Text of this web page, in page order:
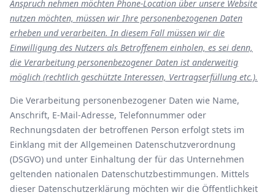
Anspruch nehmen möchten Phone-Location über unsere Website
nutzen möchten, müssen wir Ihre personenbezogenen Daten
erheben und verarbeiten. In diesem Fall müssen wir die
Einwilligung des Nutzers als Betroffenem einholen, es sei denn,
die Verarbeitung personenbezogener Daten ist anderweitig
möglich (rechtlich geschützte Interessen, Vertragserfüllung etc.).
Die Verarbeitung personenbezogener Daten wie Name,
Anschrift, E-Mail-Adresse, Telefonnummer oder
Rechnungsdaten der betroffenen Person erfolgt stets im
Einklang mit der Allgemeinen Datenschutzverordnung
(DSGVO) und unter Einhaltung der für das Unternehmen
geltenden nationalen Datenschutzbestimmungen. Mittels
dieser Datenschutzerklärung möchten wir die Öffentlichkeit